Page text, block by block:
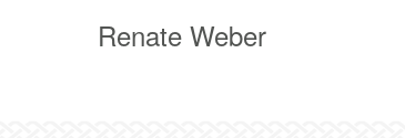
Renate Weber